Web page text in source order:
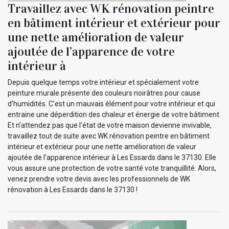
Travaillez avec WK rénovation peintre
en bâtiment intérieur et extérieur pour
une nette amélioration de valeur
ajoutée de l’apparence de votre
intérieur à
Depuis quelque temps votre intérieur et spécialement votre
peinture murale présente des couleurs noirâtres pour cause
d’humidités. C’est un mauvais élément pour votre intérieur et qui
entraine une déperdition des chaleur et énergie de votre bâtiment.
Et n’attendez pas que l’état de votre maison devienne invivable,
travaillez tout de suite avec WK rénovation peintre en bâtiment
intérieur et extérieur pour une nette amélioration de valeur
ajoutée de l’apparence intérieur à Les Essards dans le 37130. Elle
vous assure une protection de votre santé vote tranquillité. Alors,
venez prendre votre devis avec les professionnels de WK
rénovation à Les Essards dans le 37130 !